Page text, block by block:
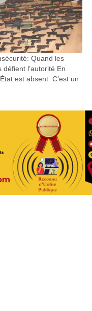
Quand les
défient l’autorité En
est absent. C’est un